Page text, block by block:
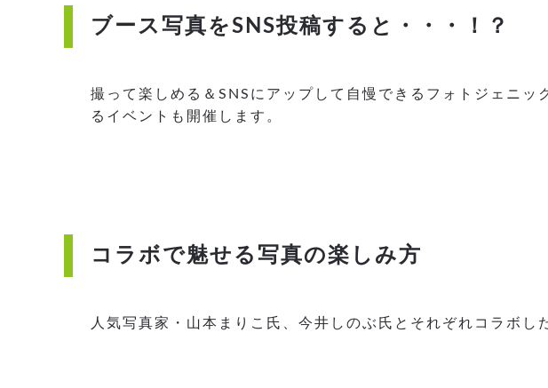
ブース写真をSNS投稿すると・・・！？
撮って楽しめる＆SNSにアップして自慢できるフォトジェニ
るイベントも開催します。
コラボで魅せる写真の楽しみ方
人気写真家・山本まりこ氏、今井しのぶ氏とそれぞれコラボし